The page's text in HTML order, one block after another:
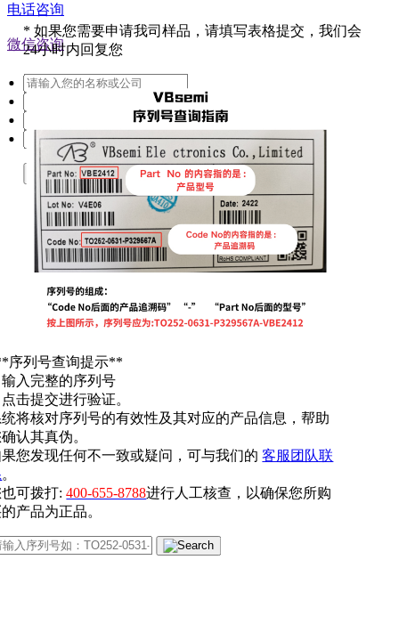
电话咨询
微信咨询
* 如果您需要申请我司样品，请填写表格提交，我们会
24小时内回复您
提交
序列号查询提示**
输入完整的序列号
点击提交进行验证。
将核对序列号的有效性及其对应的产品信息，帮助
认其真伪。
您发现任何不一致或疑问，可与我们的客服团队联
。
也可拨打:400-655-8788进行人工核查，以确保您所购
产品为正品。